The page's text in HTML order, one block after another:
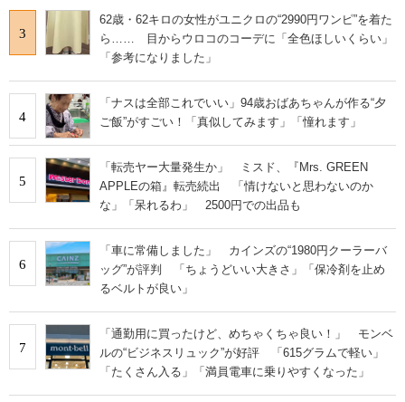
3
62歳・62キロの女性がユニクロの“2990円ワンピ”を着た
ら…… 目からウロコのコーデに「全色ほしいくらい」
「参考になりました」
4
「ナスは全部これでいい」94歳おばあちゃんが作る“夕
ご飯”がすごい！「真似してみます」「憧れます」
5
「転売ヤー大量発生か」 ミスド、『Mrs. GREEN
APPLEの箱』転売続出 「情けないと思わないのか
な」「呆れるわ」 2500円での出品も
6
「車に常備しました」 カインズの“1980円クーラーバ
ッグ”が評判 「ちょうどいい大きさ」「保冷剤を止め
るベルトが良い」
7
「通勤用に買ったけど、めちゃくちゃ良い！」 モンベ
ルの“ビジネスリュック”が好評 「615グラムで軽い」
「たくさん入る」「満員電車に乗りやすくなった」